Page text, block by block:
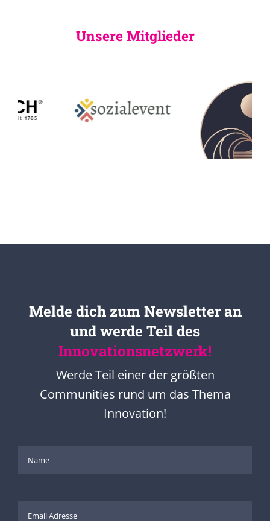
Unsere Mitglieder
Melde dich zum Newsletter an
und werde Teil des
Innovationsnetzwerk!
Werde Teil einer der größten